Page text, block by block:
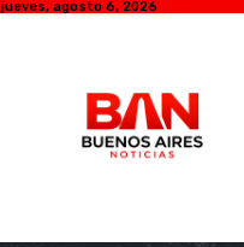
jueves, agosto 6, 2026